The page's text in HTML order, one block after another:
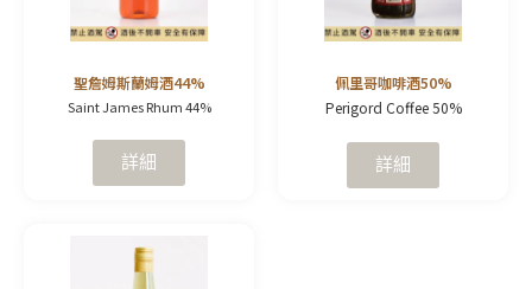
聖詹姆斯蘭姆酒44%
Saint James Rhum 44%
詳細
佩里哥咖啡酒50%
Perigord Coffee 50%
詳細